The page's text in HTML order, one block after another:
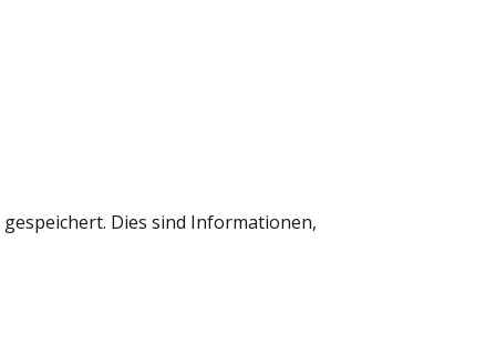
Dies sind Informationen,